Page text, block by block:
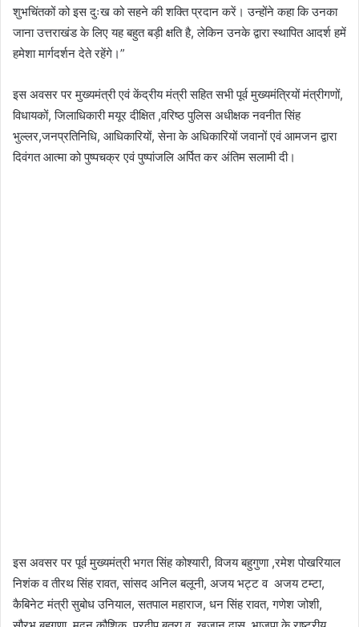
शुभचिंतकों को इस दुःख को सहने की शक्ति प्रदान करें। उन्होंने कहा कि उनका
जाना उत्तराखंड के लिए यह बहुत बड़ी क्षति है, लेकिन उनके द्वारा स्थापित आदर्श हमें
हमेशा मार्गदर्शन देते रहेंगे।”
इस अवसर पर मुख्यमंत्री एवं केंद्रीय मंत्री सहित सभी पूर्व मुख्यमंत्रियों मंत्रीगणों,
विधायकों, जिलाधिकारी मयूर दीक्षित ,वरिष्ठ पुलिस अधीक्षक नवनीत सिंह
भुल्लर,जनप्रतिनिधि, आधिकारियों, सेना के अधिकारियों जवानों एवं आमजन द्वारा
दिवंगत आत्मा को पुष्पचक्र एवं पुष्पांजलि अर्पित कर अंतिम सलामी दी।
इस अवसर पर पूर्व मुख्यमंत्री भगत सिंह कोश्यारी, विजय बहुगुणा ,रमेश पोखरियाल
निशंक व तीरथ सिंह रावत, सांसद अनिल बलूनी, अजय भट्ट व अजय टम्टा,
कैबिनेट मंत्री सुबोध उनियाल, सतपाल महाराज, धन सिंह रावत, गणेश जोशी,